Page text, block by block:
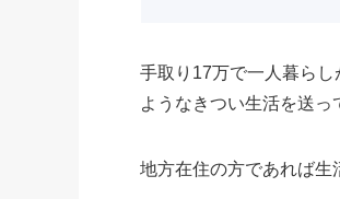
手取り17万で一人暮ら
ようなきつい生活を送っ
地方在住の方であれば生